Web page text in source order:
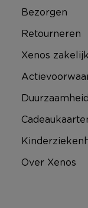
Bezorgen
Retourneren
Xenos zakelijk
Duurzaamheid
Over Xenos